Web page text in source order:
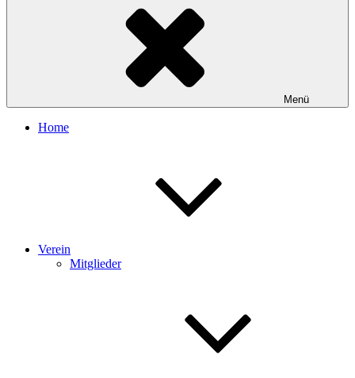
Menü
Home
Verein
Mitglieder